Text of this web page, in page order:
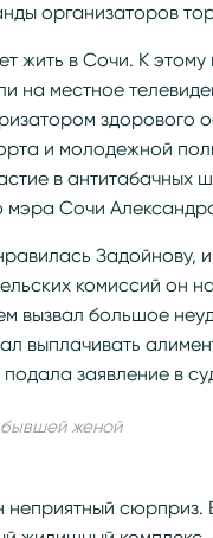
организаторов
жить в Сочи. К
на местное
здорового
и молодежной
в антитабачных
мэра Сочи
Задойнову,
комиссий он
вызвал большое
выплачивать
заявление в
сюрприз.